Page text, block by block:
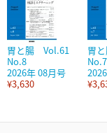
胃と腸 Vol.61
No.8
2026年 08月号
¥3,630
胃
No.7